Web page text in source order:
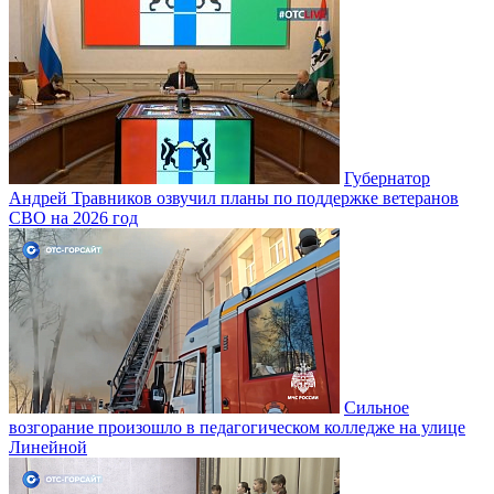
Губернатор
Андрей Травников озвучил планы по поддержке ветеранов
СВО на 2026 год
Сильное
возгорание произошло в педагогическом колледже на улице
Линейной